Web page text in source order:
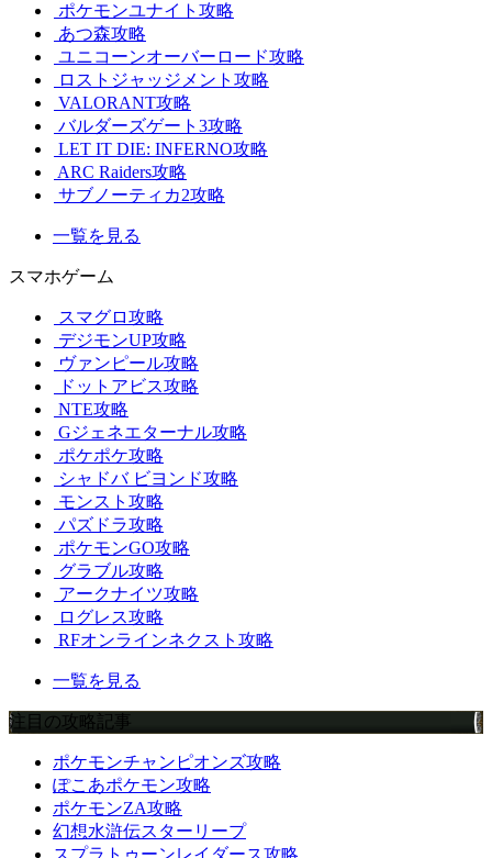
ポケモンユナイト攻略
あつ森攻略
ユニコーンオーバーロード攻略
ロストジャッジメント攻略
VALORANT攻略
バルダーズゲート3攻略
LET IT DIE: INFERNO攻略
ARC Raiders攻略
サブノーティカ2攻略
一覧を見る
スマホゲーム
スマグロ攻略
デジモンUP攻略
ヴァンピール攻略
ドットアビス攻略
NTE攻略
Gジェネエターナル攻略
ポケポケ攻略
シャドバ ビヨンド攻略
モンスト攻略
パズドラ攻略
ポケモンGO攻略
グラブル攻略
アークナイツ攻略
ログレス攻略
RFオンラインネクスト攻略
一覧を見る
注目の攻略記事
ポケモンチャンピオンズ攻略
ぽこあポケモン攻略
ポケモンZA攻略
幻想水滸伝スターリープ
スプラトゥーンレイダース攻略